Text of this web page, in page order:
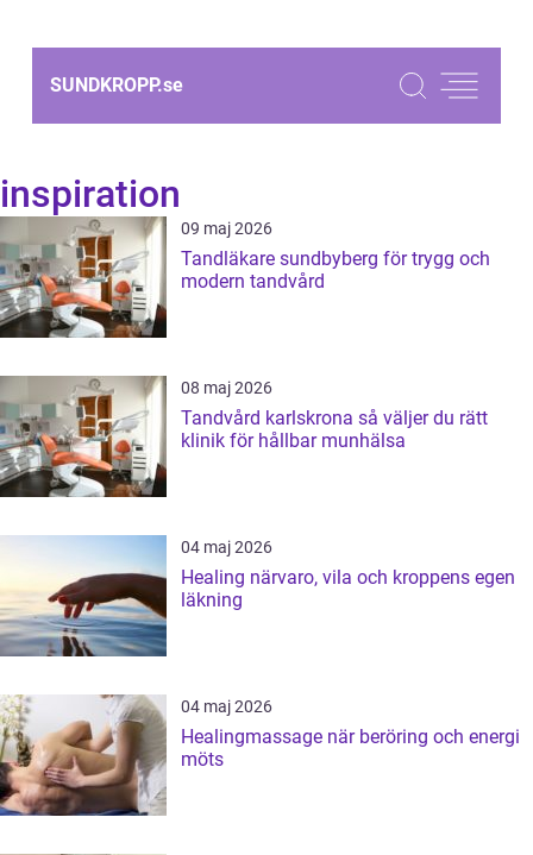
SUNDKROPP.se
inspiration
09 maj 2026
Tandläkare sundbyberg för trygg och
modern tandvård
08 maj 2026
Tandvård karlskrona så väljer du rätt
klinik för hållbar munhälsa
04 maj 2026
Healing närvaro, vila och kroppens egen
läkning
04 maj 2026
Healingmassage när beröring och energi
möts